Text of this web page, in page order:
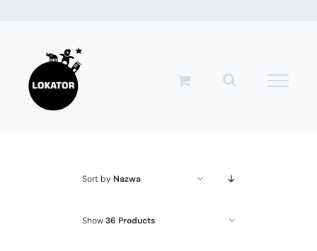
zawartości
Sort byNazwa
Show36 Products